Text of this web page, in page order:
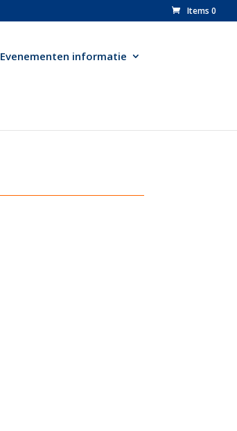
Items 0
Evenementen informatie